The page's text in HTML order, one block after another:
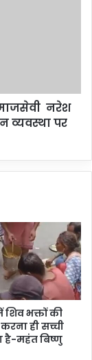
नरेश
व्यवस्था पर
शिव भक्तों की
करना ही सच्ची
है-महंत बिष्णु